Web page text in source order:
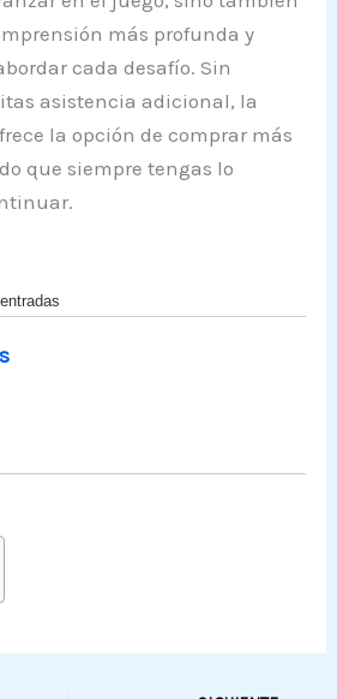
más profunda y
cada desafío. Sin
asistencia adicional, la
la opción de comprar más
que siempre tengas lo